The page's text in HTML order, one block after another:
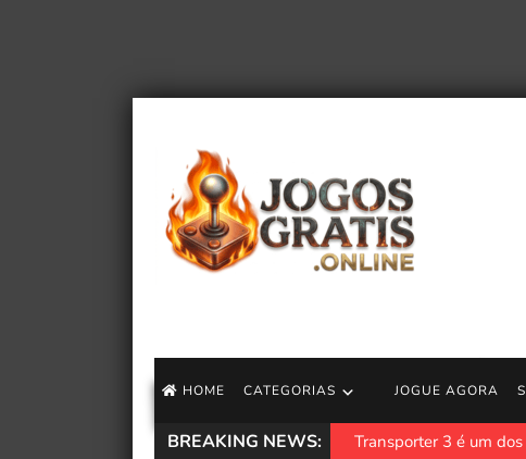
HOME CATEGORIAS JOGUE AGORA
BREAKING NEWS: Transporter 3 é um